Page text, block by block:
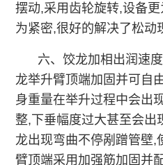
摆动,采用齿轮旋转,设备
为紧密,很好的解决了松动
六、饺龙加相出润速
龙举升臂顶端加固并可自
身重量在举升过程中会出
整,下垂幅度过大甚至会出
龙出现弯曲不停剐蹭管壁,
臂顶端采用加强筋加固并